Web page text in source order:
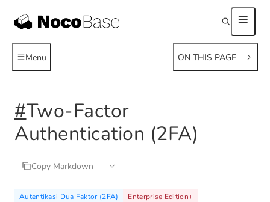
Menu ON THIS PAGE
#Two-Factor
Authentication (2FA)
Copy Markdown
Autentikasi Dua Faktor (2FA) Enterprise Edition+